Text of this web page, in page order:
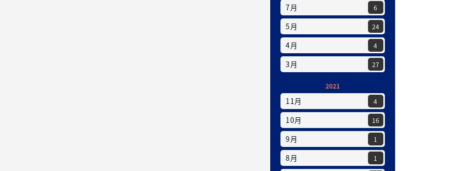
7月 6
5月 24
4月 4
3月 27
2021
11月 4
10月 16
9月 1
8月 1